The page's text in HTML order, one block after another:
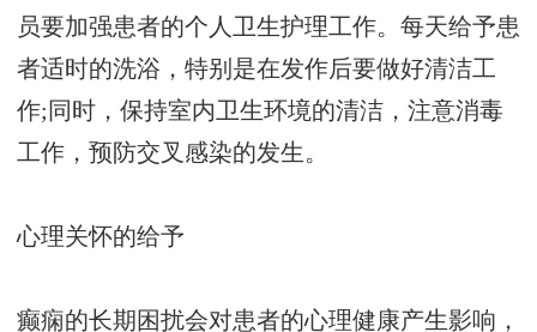
员要加强患者的个人卫生护理工作。每天给予患
者适时的洗浴，特别是在发作后要做好清洁工
作;同时，保持室内卫生环境的清洁，注意消毒
工作，预防交叉感染的发生。
心理关怀的给予
癫痫的长期困扰会对患者的心理健康产生影响，